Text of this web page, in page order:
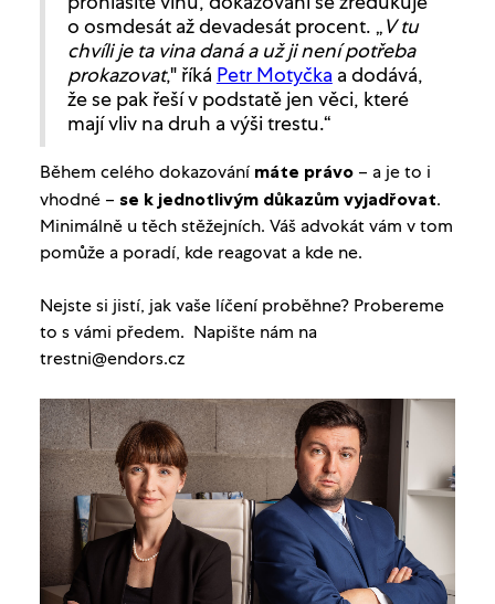
o osmdesát až devadesát procent. „V tu
chvíli je ta vina daná a už ji není potřeba
prokazovat," říká Petr Motyčka a dodává,
že se pak řeší v podstatě jen věci, které
mají vliv na druh a výši trestu.“
Během celého dokazování máte právo – a je to i
vhodné – se k jednotlivým důkazům vyjadřovat.
Minimálně u těch stěžejních. Váš advokát vám v tom
pomůže a poradí, kde reagovat a kde ne.
Nejste si jistí, jak vaše líčení proběhne? Probereme
to s vámi předem. Napište nám na
trestni@endors.cz